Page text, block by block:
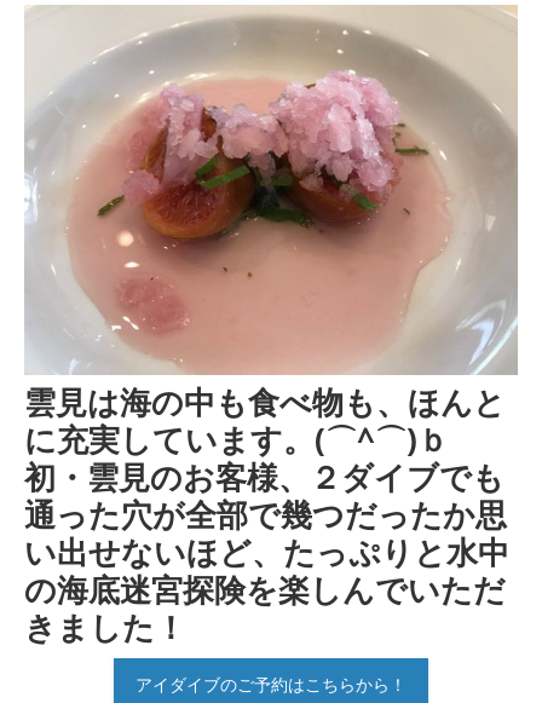
雲見は海の中も食べ物も、ほんと
に充実しています。(⌒^⌒)ｂ
初・雲見のお客様、２ダイブでも
通った穴が全部で幾つだったか思
い出せないほど、たっぷりと水中
の海底迷宮探険を楽しんでいただ
きました！
アイダイブのご予約はこちらから！